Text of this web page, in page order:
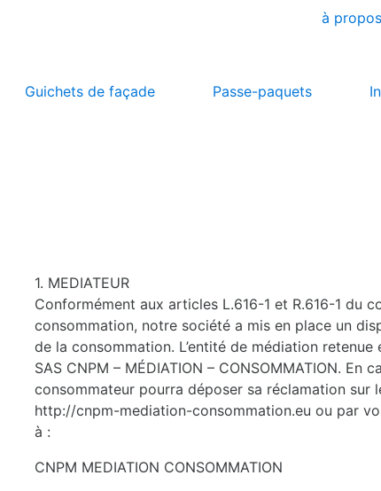
à propos
Guichets de façade Passe-paquets
1. MEDIATEUR
Conformément aux articles L.616-1 et R.616-1 du
consommation, notre société a mis en place un
de la consommation. L’entité de médiation retenue
SAS CNPM – MÉDIATION – CONSOMMATION. En
consommateur pourra déposer sa réclamation sur
http://cnpm-mediation-consommation.eu ou par
à :
CNPM MEDIATION CONSOMMATION